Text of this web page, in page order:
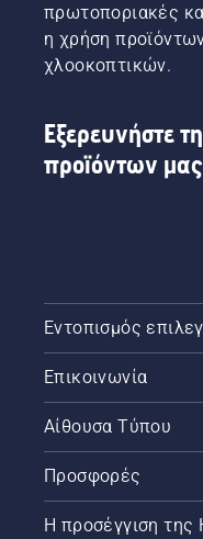
πρωτοποριακές
η χρήση
χλοοκοπτικών.
Εξερευνήστε
προϊόντων μας
Εντοπισμός
Επικοινωνία
Αίθουσα Τύπου
Προσφορές
Η προσέγγιση της